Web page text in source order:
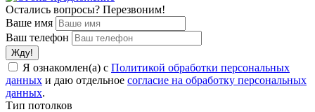
Остались вопросы? Перезвоним!
Ваше имя
Ваш телефон
Я ознакомлен(а) с Политикой обработки персональных
данных и даю отдельное согласие на обработку персональных
данных.
Тип потолков